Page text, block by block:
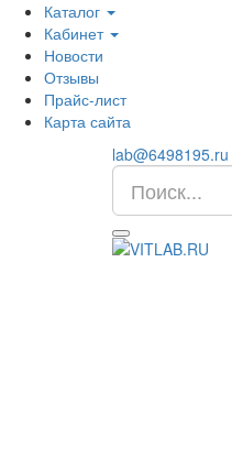
Каталог
Кабинет
Новости
Отзывы
Прайс-лист
Карта сайта
lab@6498195.ru